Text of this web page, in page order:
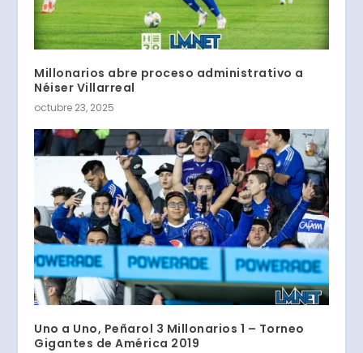
Millonarios abre proceso administrativo a
Néiser Villarreal
octubre 23, 2025
Uno a Uno, Peñarol 3 Millonarios 1 – Torneo
Gigantes de América 2019